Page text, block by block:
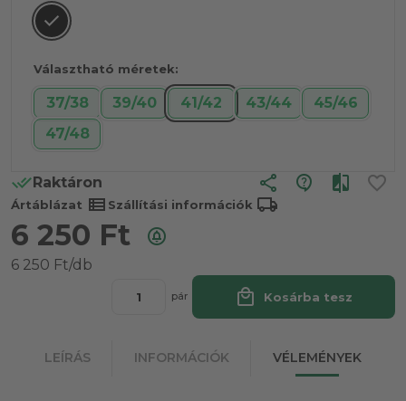
Választható méretek:
37/38 39/40 41/42 43/44
45/46
47/48
Raktáron share
Ártáblázat view_list Szállítási információk local_shipping
6 250 Ft
6 250 Ft/db
pár local_mall Kosárba tesz
LEÍRÁS INFORMÁCIÓK VÉLEMÉNYEK